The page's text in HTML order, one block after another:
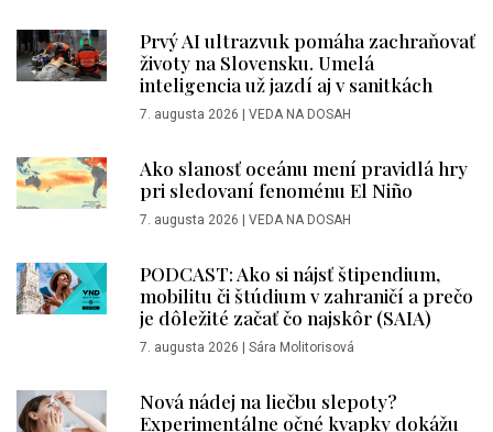
Prvý AI ultrazvuk pomáha zachraňovať
životy na Slovensku. Umelá
inteligencia už jazdí aj v sanitkách
7. augusta 2026 VEDA NA DOSAH
Ako slanosť oceánu mení pravidlá hry
pri sledovaní fenoménu El Niño
7. augusta 2026 VEDA NA DOSAH
PODCAST: Ako si nájsť štipendium,
mobilitu či štúdium v zahraničí a prečo
je dôležité začať čo najskôr (SAIA)
7. augusta 2026 Sára Molitorisová
Nová nádej na liečbu slepoty?
Experimentálne očné kvapky dokážu